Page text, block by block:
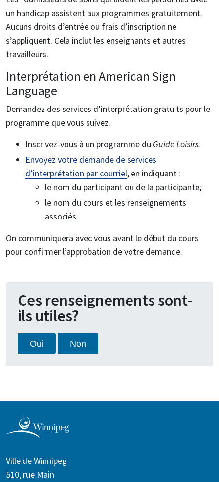
un handicap assistent aux programmes gratuitement.
Aucuns droits d’entrée ou frais d’inscription ne
s’appliquent. Cela inclut les enseignants et autres
travailleurs.
Interprétation en American Sign
Language
Demandez des services d’interprétation gratuits pour le
programme que vous suivez.
Inscrivez-vous à un programme du Guide Loisirs.
Envoyez votre demande de services
d’interprétation par courriel, en indiquant :
le nom du participant ou de la participante;
le nom du cours et les renseignements
associés.
On communiquera avec vous avant le début du cours
pour confirmer l’approbation de votre demande.
Ces renseignements sont-
ils utiles?
Oui Non
Ville de Winnipeg
510, rue Main